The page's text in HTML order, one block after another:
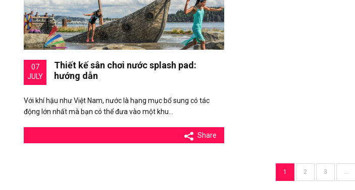
07
JULY
Thiết kế sân chơi nước splash pad:
hướng dẫn
Với khí hậu như Việt Nam, nước là hạng mục bổ sung có tác
động lớn nhất mà bạn có thể đưa vào một khu…
Share
1 2 3 …